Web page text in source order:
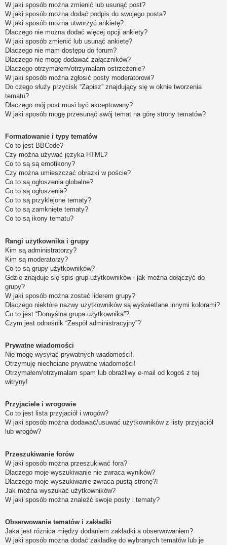
W jaki sposób można zmienić lub usunąć post?
W jaki sposób można dodać podpis do swojego posta?
W jaki sposób można utworzyć ankietę?
Dlaczego nie można dodać więcej opcji ankiety?
W jaki sposób zmienić lub usunąć ankietę?
Dlaczego nie mam dostępu do forum?
Dlaczego nie mogę dodawać załączników?
Dlaczego otrzymałem/otrzymałam ostrzeżenie?
W jaki sposób można zgłosić posty moderatorowi?
Do czego służy przycisk “Zapisz” znajdujący się w oknie tworzenia
tematu?
Dlaczego mój post musi być akceptowany?
W jaki sposób mogę przesunąć swój temat na górę strony tematów?
Formatowanie i typy tematów
Co to jest BBCode?
Czy można używać języka HTML?
Co to są są emotikony?
Czy można umieszczać obrazki w poście?
Co to są ogłoszenia globalne?
Co to są ogłoszenia?
Co to są przyklejone tematy?
Co to są zamknięte tematy?
Co to są ikony tematu?
Rangi użytkownika i grupy
Kim są administratorzy?
Kim są moderatorzy?
Co to są grupy użytkowników?
Gdzie znajduje się spis grup użytkowników i jak można dołączyć do
grupy?
W jaki sposób można zostać liderem grupy?
Dlaczego niektóre nazwy użytkowników są wyświetlane innymi kolorami?
Co to jest “Domyślna grupa użytkownika”?
Czym jest odnośnik “Zespół administracyjny”?
Prywatne wiadomości
Nie mogę wysyłać prywatnych wiadomości!
Otrzymuję niechciane prywatne wiadomości!
Otrzymałem/otrzymałam spam lub obraźliwy e-mail od kogoś z tej
witryny!
Przyjaciele i wrogowie
Co to jest lista przyjaciół i wrogów?
W jaki sposób można dodawać/usuwać użytkowników z listy przyjaciół
lub wrogów?
Przeszukiwanie forów
W jaki sposób można przeszukiwać fora?
Dlaczego moje wyszukiwanie nie zwraca wyników?
Dlaczego moje wyszukiwanie zwraca pustą stronę?!
Jak można wyszukać użytkowników?
W jaki sposób można znaleźć swoje posty i tematy?
Obserwowanie tematów i zakładki
Jaka jest różnica między dodaniem zakładki a obserwowaniem?
W jaki sposób można dodać zakładkę do wybranych tematów lub je